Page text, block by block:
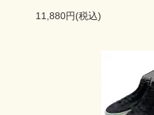
11,880円(税込)